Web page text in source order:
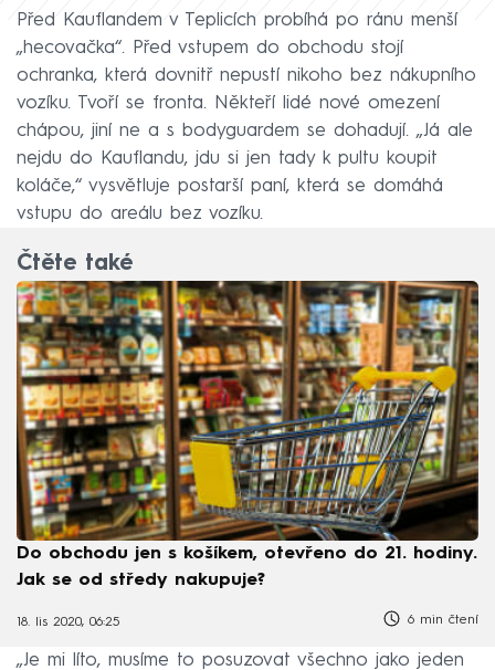
Před Kauflandem v Teplicích probíhá po ránu menší
„hecovačka“. Před vstupem do obchodu stojí
ochranka, která dovnitř nepustí nikoho bez nákupního
vozíku. Tvoří se fronta. Někteří lidé nové omezení
chápou, jiní ne a s bodyguardem se dohadují. „Já ale
nejdu do Kauflandu, jdu si jen tady k pultu koupit
koláče,“ vysvětluje postarší paní, která se domáhá
vstupu do areálu bez vozíku.
Čtěte také
Do obchodu jen s košíkem, otevřeno do 21. hodiny.
Jak se od středy nakupuje?
18. lis 2020, 06:25 6 min čtení
„Je mi líto, musíme to posuzovat všechno jako jeden